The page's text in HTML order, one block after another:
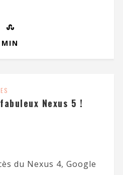
Nexus 5 !
du Nexus 4, Google